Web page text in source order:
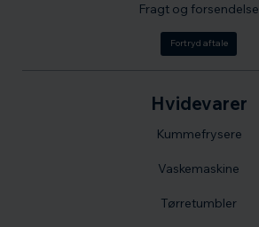
Hvidevarer
Kummefrysere
Vaskemaskine
Tørretumbler
Fragt og forsendelse
Fortryd aftale